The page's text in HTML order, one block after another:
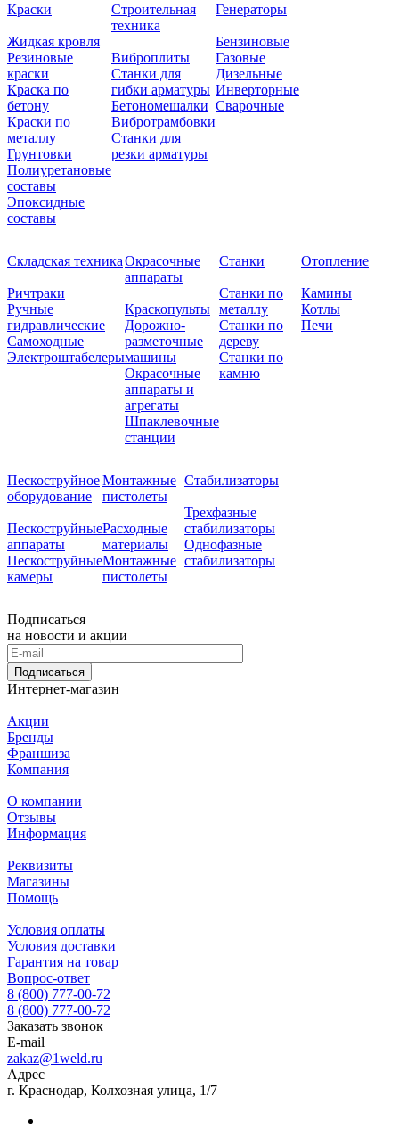
Краски
Жидкая кровля
Резиновые
краски
Краска по
бетону
Краски по
металлу
Грунтовки
Полиуретановые
составы
Эпоксидные
составы
Строительная
техника
Виброплиты
Станки для
гибки арматуры
Бетономешалки
Вибротрамбовки
Станки для
резки арматуры
Генераторы
Бензиновые
Газовые
Дизельные
Инверторные
Сварочные
Складская техника
Ричтраки
Ручные
гидравлические
Самоходные
Электроштабелеры
Окрасочные
аппараты
Краскопульты
Дорожно-
разметочные
машины
Окрасочные
аппараты и
агрегаты
Шпаклевочные
станции
Станки
Станки по
металлу
Станки по
дереву
Станки по
камню
Отопление
Камины
Котлы
Печи
Пескоструйное
оборудование
Пескоструйные
аппараты
Пескоструйные
камеры
Монтажные
пистолеты
Расходные
материалы
Монтажные
пистолеты
Стабилизаторы
Трехфазные
стабилизаторы
Однофазные
стабилизаторы
Подписаться
на новости и акции
Подписаться
Интернет-магазин
Акции
Бренды
Франшиза
Компания
О компании
Отзывы
Информация
Реквизиты
Магазины
Помощь
Условия оплаты
Условия доставки
Гарантия на товар
Вопрос-ответ
8 (800) 777-00-72
8 (800) 777-00-72
Заказать звонок
E-mail
zakaz@1weld.ru
Адрес
г. Краснодар, Колхозная улица, 1/7